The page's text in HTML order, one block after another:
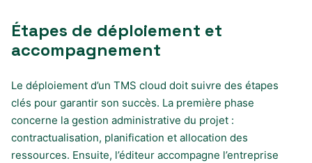
Étapes de déploiement et
accompagnement
Le déploiement d’un TMS cloud doit suivre des étapes
clés pour garantir son succès. La première phase
concerne la gestion administrative du projet :
contractualisation, planification et allocation des
ressources. Ensuite, l’éditeur accompagne l’entreprise